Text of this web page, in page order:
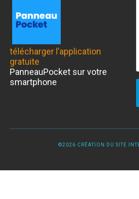
télécharger l’application
gratuite
PanneauPocket sur votre
smartphone
©2026 CRÉATION DU SITE